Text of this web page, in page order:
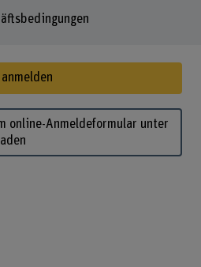
online-Anmeldeformular unter